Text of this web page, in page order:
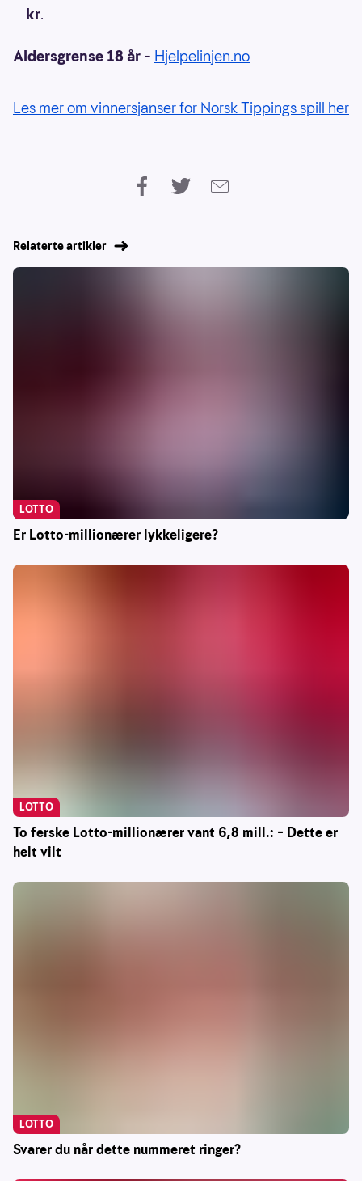
kr.
Aldersgrense 18 år – Hjelpelinjen.no
Les mer om vinnersjanser for Norsk Tippings spill her
Relaterte artikler
Er Lotto-millionærer lykkeligere?
LOTTO
To ferske Lotto-millionærer vant 6,8 mill.: – Dette er
helt vilt
LOTTO
Svarer du når dette nummeret ringer?
LOTTO